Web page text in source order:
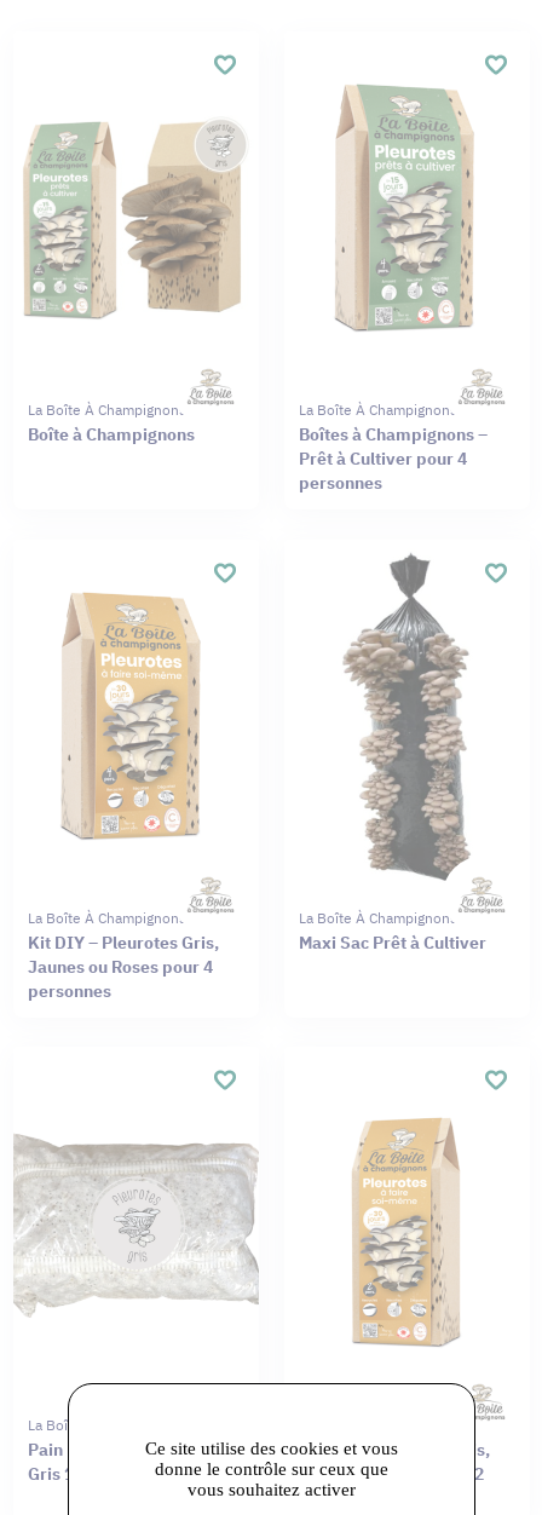
La Boîte À Champignons
Boîte à Champignons
La Boîte À Champignons
Boîtes à Champignons –
Prêt à Cultiver pour 4
personnes
La Boîte À Champignons
Kit DIY – Pleurotes Gris,
Jaunes ou Roses pour 4
personnes
La Boîte À Champignons
Maxi Sac Prêt à Cultiver
La Boîte À Champignons
Pain Mycélium Pleurotes
Gris 1L
Kit DIY – Pleurotes Gris,
Jaunes ou Roses pour 2
personnes
Ce site utilise des cookies et vous
donne le contrôle sur ceux que
vous souhaitez activer